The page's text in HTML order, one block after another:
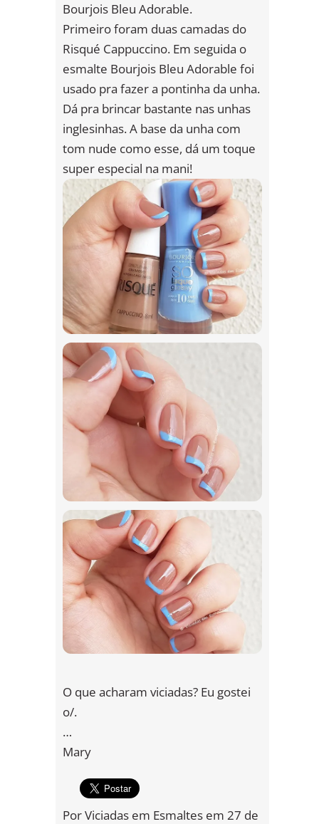
Bourjois Bleu Adorable.
Primeiro foram duas camadas do
Risqué Cappuccino. Em seguida o
esmalte Bourjois Bleu Adorable foi
usado pra fazer a pontinha da unha.
Dá pra brincar bastante nas unhas
inglesinhas. A base da unha com
tom nude como esse, dá um toque
super especial na mani!
O que acharam viciadas? Eu gostei
o/.
…
Mary
PorViciadas em Esmaltes em 27 de